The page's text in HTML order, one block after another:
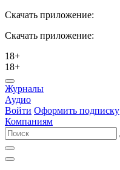
Скачать приложение:
Скачать приложение:
18+
18+
Журналы
Аудио
Войти Оформить подписку
Компаниям